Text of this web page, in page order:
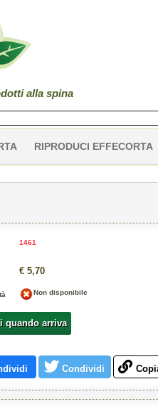
alla spina
RIPRODUCI EFFECORTA
1461
€ 5,70
Non disponibile
quando arriva
Condividi